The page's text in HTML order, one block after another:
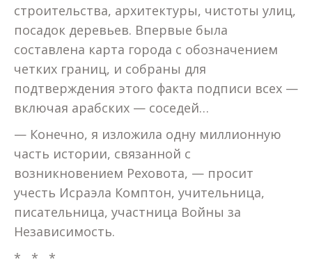
строительства, архитектуры, чистоты улиц,
посадок деревьев. Впервые была
составлена карта города с обозначением
четких границ, и собраны для
подтверждения этого факта подписи всех —
включая арабских — соседей…
— Конечно, я изложила одну миллионную
часть истории, связанной с
возникновением Реховота, — просит
учесть Исраэла Комптон, учительница,
писательница, участница Войны за
Независимость.
* * *